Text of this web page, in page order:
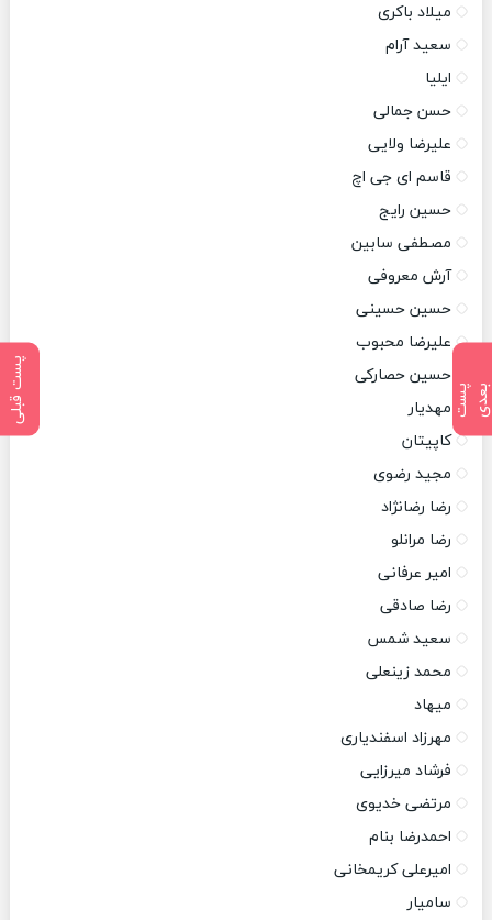
پ
س
ت
ب
ع
د ی پست قبلی
میلاد باکری
سعید آرام
ایلیا
حسن جمالی
علیرضا ولایی
قاسم ای جی اچ
حسین رایج
مصطفی سابین
آرش معروفی
حسین حسینی
علیرضا محبوب
حسین حصارکی
مهدیار
کاپیتان
مجید رضوی
رضا رضانژاد
رضا مرانلو
امیر عرفانی
رضا صادقی
سعید شمس
محمد زینعلی
میهاد
مهرزاد اسفندیاری
فرشاد میرزایی
مرتضی خدیوی
احمدرضا بنام
امیرعلی کریمخانی
سامیار